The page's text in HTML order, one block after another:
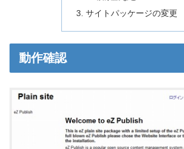
サイトパッケージの変更
動作確認